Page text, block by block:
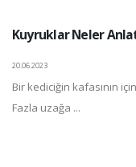
Kuyruklar Neler
20.06.2023
Bir kediciğin kafasının
Fazla uzağa ...